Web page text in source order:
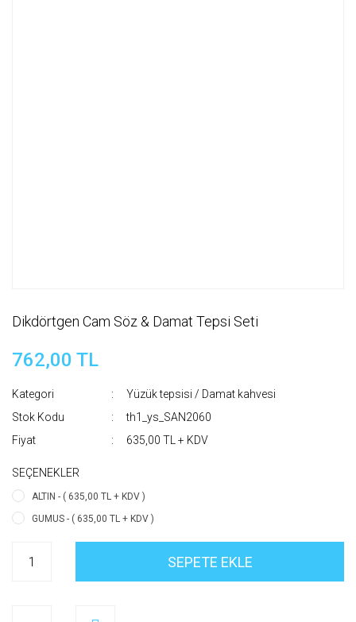
Dikdörtgen Cam Söz & Damat Tepsi Seti
762,00 TL
Kategori
Yüzük tepsisi / Damat kahvesi
Stok Kodu
th1_ys_SAN2060
Fiyat
635,00 TL + KDV
SEÇENEKLER
ALTIN - ( 635,00 TL + KDV )
GUMUS - ( 635,00 TL + KDV )
SEPETE EKLE